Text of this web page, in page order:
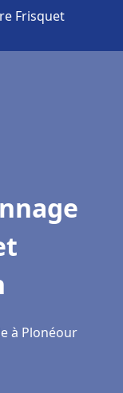
Frisquet
à Plonéour